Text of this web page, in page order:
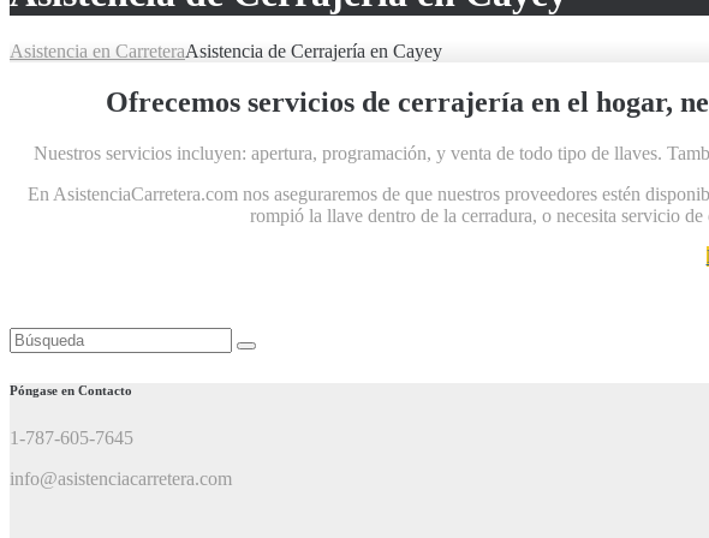
Asistencia en CarreteraAsistencia de Cerrajería en Cayey
Ofrecemos servicios de cerrajería en el hogar,
Nuestros servicios incluyen: apertura, programación, y venta de todo tipo de llaves.
En AsistenciaCarretera.com nos aseguraremos de que nuestros proveedores estén
rompió la llave dentro de la cerradura, o necesita servicio
Buscar:
Póngase en Contacto
1-787-605-7645
info@asistenciacarretera.com